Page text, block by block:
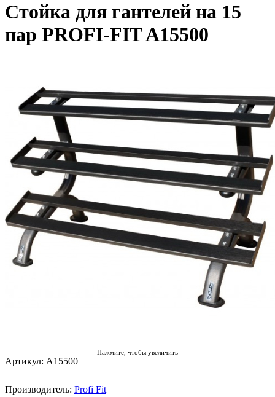
Стойка для гантелей на 15
пар PROFI-FIT A15500
Нажмите, чтобы увеличить
Артикул: A15500
Производитель: Profi Fit